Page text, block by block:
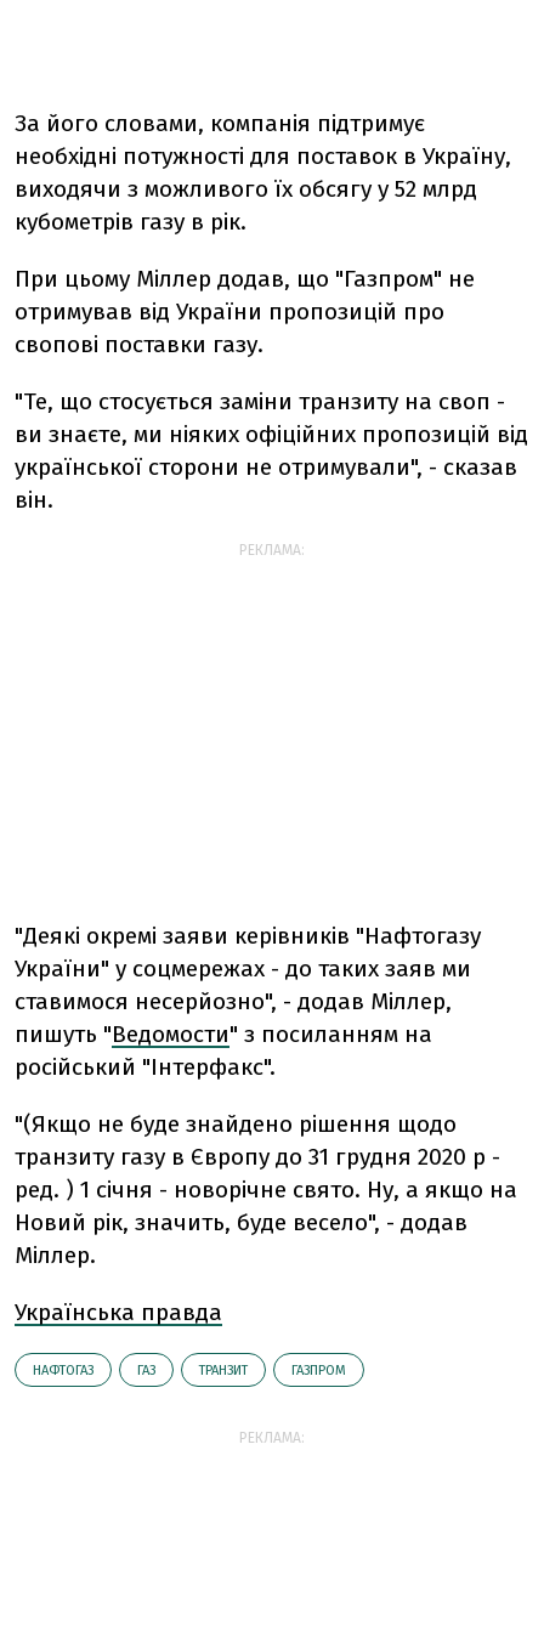
За його словами, компанія підтримує
необхідні потужності для поставок в Україну,
виходячи з можливого їх обсягу у 52 млрд
кубометрів газу в рік.
При цьому Міллер додав, що "Газпром" не
отримував від України пропозицій про
свопові поставки газу.
"Те, що стосується заміни транзиту на своп -
ви знаєте, ми ніяких офіційних пропозицій від
української сторони не отримували", - сказав
він.
РЕКЛАМА:
"Деякі окремі заяви керівників "Нафтогазу
України" у соцмережах - до таких заяв ми
ставимося несерйозно", - додав Міллер,
пишуть "Ведомости" з посиланням на
російський "Інтерфакс".
"(Якщо не буде знайдено рішення щодо
транзиту газу в Європу до 31 грудня 2020 р -
ред. ) 1 січня - новорічне свято. Ну, а якщо на
Новий рік, значить, буде весело", - додав
Міллер.
Українська правда
НАФТОГАЗ ГАЗ ТРАНЗИТ ГАЗПРОМ
РЕКЛАМА: